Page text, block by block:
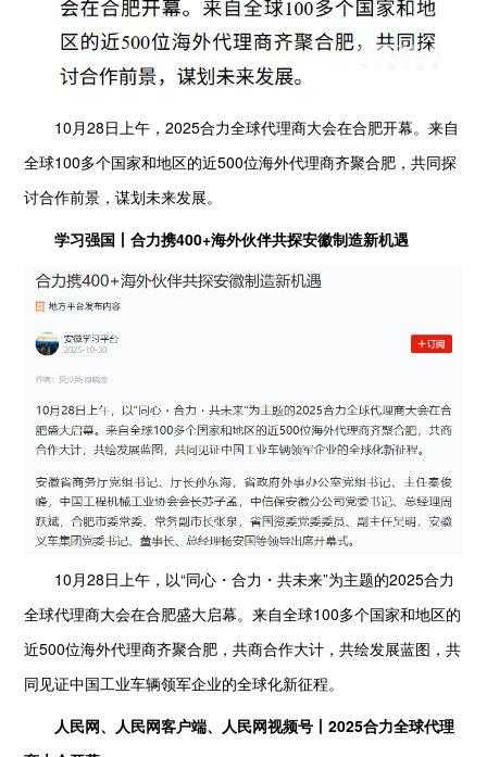
10月28日上午，2025合力全球代理商大会在合肥开幕。来自
全球100多个国家和地区的近500位海外代理商齐聚合肥，共同探
讨合作前景，谋划未来发展。
学习强国丨合力携400+海外伙伴共探安徽制造新机遇
10月28日上午，以“同心・合力・共未来”为主题的2025合力
全球代理商大会在合肥盛大启幕。来自全球100多个国家和地区的
近500位海外代理商齐聚合肥，共商合作大计，共绘发展蓝图，共
同见证中国工业车辆领军企业的全球化新征程。
人民网、人民网客户端、人民网视频号丨2025合力全球代理